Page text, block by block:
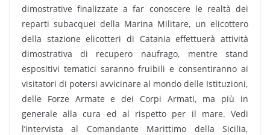
dimostrative finalizzate a far conoscere le realtà dei
reparti subacquei della Marina Militare, un elicottero
della stazione elicotteri di Catania effettuerà attività
dimostrativa di recupero naufrago, mentre stand
espositivi tematici saranno fruibili e consentiranno ai
visitatori di potersi avvicinare al mondo delle Istituzioni,
delle Forze Armate e dei Corpi Armati, ma più in
generale alla cura ed al rispetto per il mare. Vedi
l’intervista al Comandante Marittimo della Sicilia,